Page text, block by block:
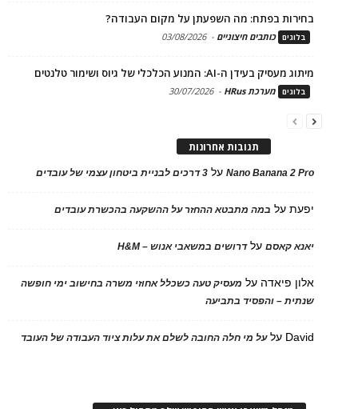
בחירות בפתח: מה השפעתן על מקום העבודה?
בלוגים כותבים חיצוניים -
03/08/2026
מיתוג מעסיק בעידן ה-AI: המנוע הכלכלי של גיוס ושימור טלנטים
בלוגים מערכת HRus -
30/07/2026
תגובות אחרונות
Nano Banana 2 Proעל 3 דרכים לבניית ביטחון עצמי של עובדים
יפעתעל במה מתבטא ההחזר על ההשקעה בהכשרת עובדים
יאנא קאסםעלדרושים במשאבי אנוש – H&M
אלון פיאדה על מעסיק טעה כשכלל אחוזי משרה בחישוב ימי חופשה
שנתית – והפסיד בתביעה
David עלעל מי חלה החובה לשלם את עלות ציוד העבודה של העובד